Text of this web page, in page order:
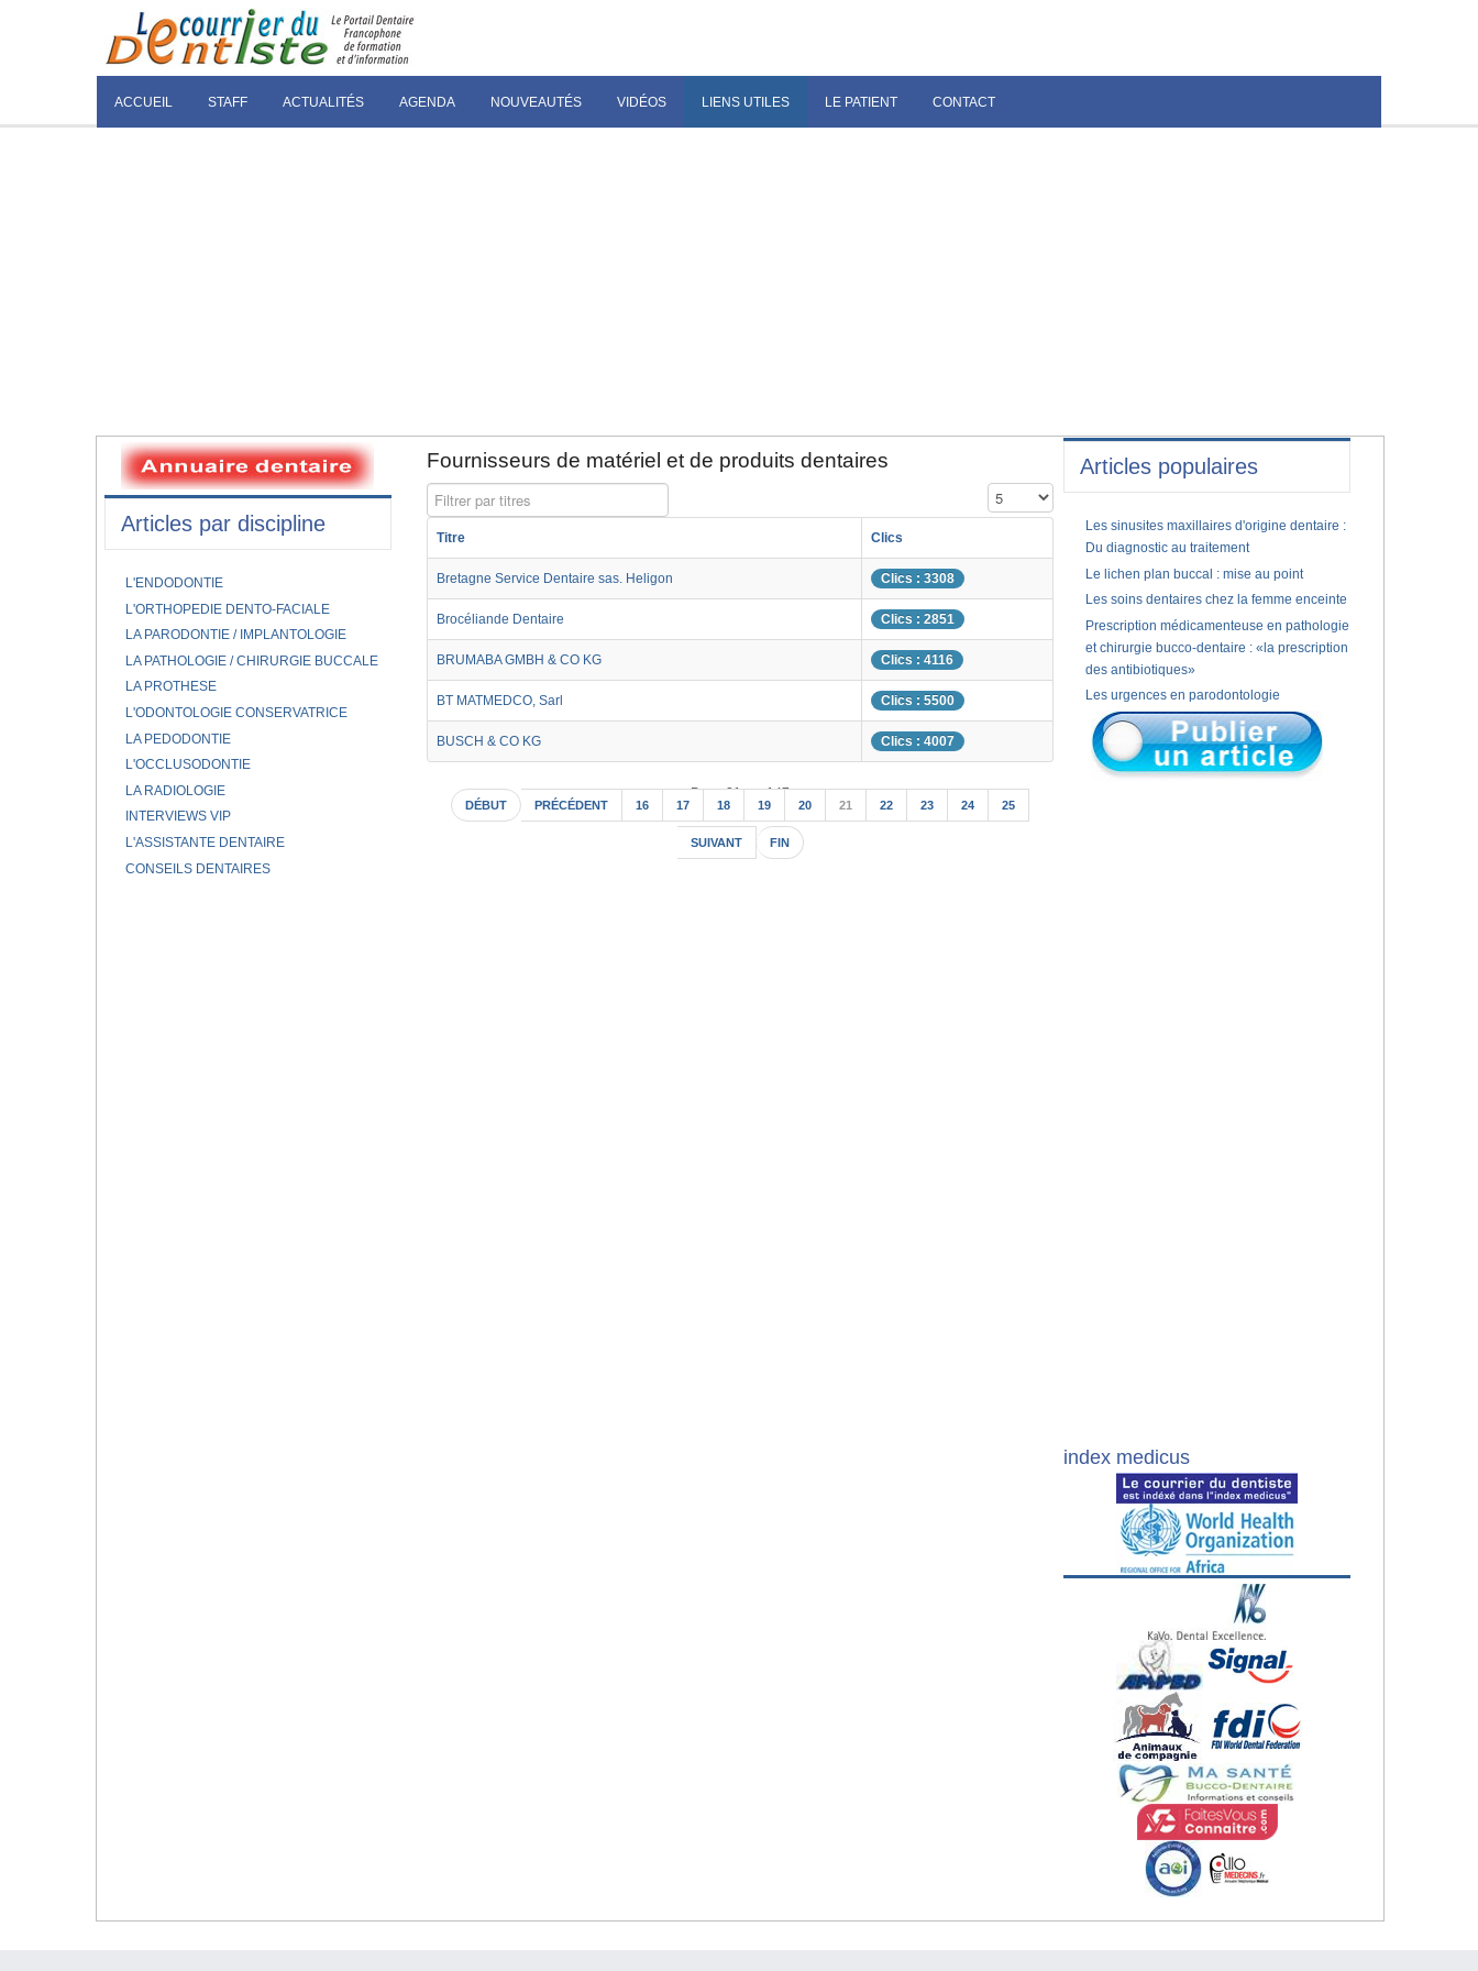
ACCUEIL STAFF ACTUALITÉS AGENDA NOUVEAUTÉS VIDÉOS LIENS UTILES LE PATIENT CONTACT
Fournisseurs de matériel et de produits dentaires
Filtrer par titres Affichage #
Titre Clics
Bretagne Service Dentaire sas. Heligon Clics : 3308
Brocéliande Dentaire Clics : 2851
BRUMABA GMBH & CO KG Clics : 4116
BT MATMEDCO, Sarl Clics : 5500
BUSCH & CO KG Clics : 4007
Page 21 sur 147
DÉBUT PRÉCÉDENT 16 17 18 19 20 21 22 23 24 25
SUIVANT FIN
Articles par discipline
L'ENDODONTIE
L'ORTHOPEDIE DENTO-FACIALE
LA PARODONTIE / IMPLANTOLOGIE
LA PATHOLOGIE / CHIRURGIE BUCCALE
LA PROTHESE
L'ODONTOLOGIE CONSERVATRICE
LA PEDODONTIE
L'OCCLUSODONTIE
LA RADIOLOGIE
INTERVIEWS VIP
L'ASSISTANTE DENTAIRE
CONSEILS DENTAIRES
Articles populaires
Les sinusites maxillaires d'origine dentaire :
Du diagnostic au traitement
Le lichen plan buccal : mise au point
Les soins dentaires chez la femme enceinte
Prescription médicamenteuse en pathologie
et chirurgie bucco-dentaire : «la prescription
des antibiotiques»
Les urgences en parodontologie
index medicus